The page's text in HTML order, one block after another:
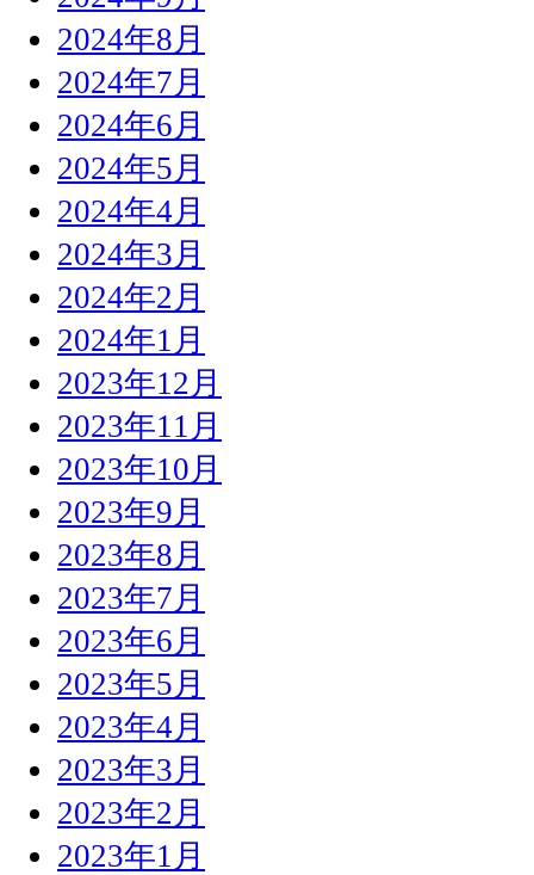
2024年8月
2024年7月
2024年6月
2024年5月
2024年4月
2024年3月
2024年2月
2024年1月
2023年12月
2023年11月
2023年10月
2023年9月
2023年8月
2023年7月
2023年6月
2023年5月
2023年4月
2023年3月
2023年2月
2023年1月